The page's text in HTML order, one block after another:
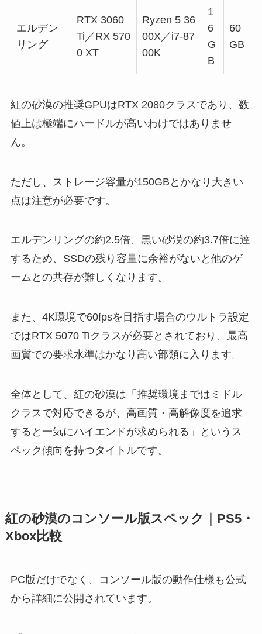
エルデン
リング
RTX 3060
Ti／RX 570
0 XT
Ryzen 5 36
00X／i7-87
00K
1
6
G
B
60
GB
紅の砂漠の推奨GPUはRTX 2080クラスであり、数
値上は極端にハードルが高いわけではありませ
ん。
ただし、ストレージ容量が150GBとかなり大きい
点は注意が必要です。
エルデンリングの約2.5倍、黒い砂漠の約3.7倍に達
するため、SSDの残り容量に余裕がないと他のゲ
ームとの共存が難しくなります。
また、4K環境で60fpsを目指す場合のウルトラ設定
ではRTX 5070 Tiクラスが必要とされており、最高
画質での要求水準はかなり高い部類に入ります。
全体として、紅の砂漠は「推奨環境まではミドル
クラスで対応できるが、高画質・高解像度を追求
すると一気にハイエンドが求められる」というス
ペック傾向を持つタイトルです。
紅の砂漠のコンソール版スペック｜PS5・
Xbox比較
PC版だけでなく、コンソール版の動作仕様も公式
から詳細に公開されています。